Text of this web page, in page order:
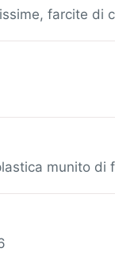
farcite di
munito